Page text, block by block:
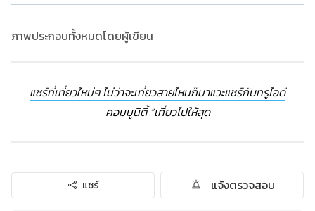
ภาพประกอบทั้งหมดโดยผู้เขียน
แชร์ที่เที่ยวใหม่ๆ ไม่ว่าจะเที่ยวสายไหนก็มาแวะแชร์กับทรูไอดี
คอมมูนิตี้ “เที่ยวไปให้สุด
แชร์ แจ้งตรวจสอบ